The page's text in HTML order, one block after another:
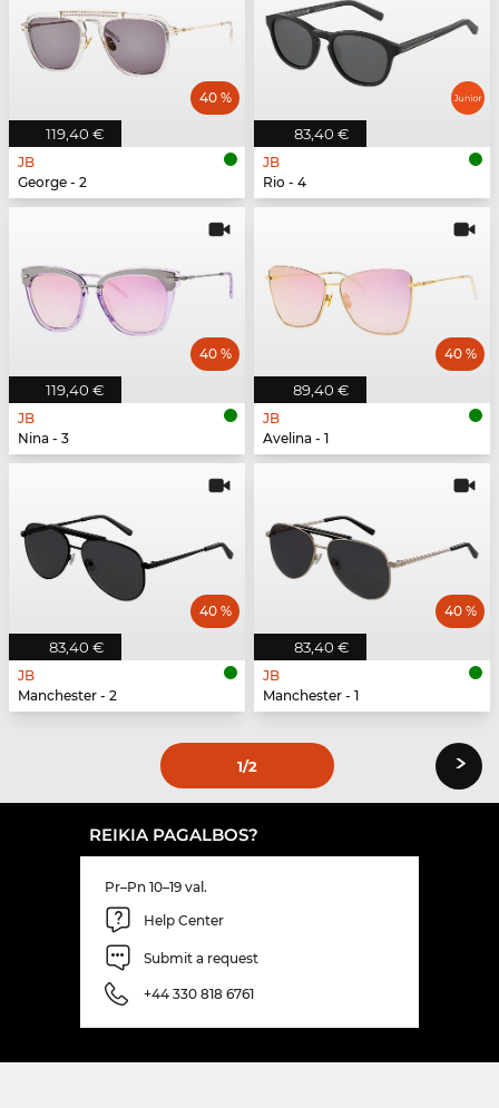
119,40 €
40 %
JB
George - 2
83,40 €
JB
Rio - 4
119,40 €
40 %
JB
Nina - 3
89,40 €
40 %
JB
Avelina - 1
83,40 €
40 %
JB
Manchester - 2
83,40 €
40 %
JB
Manchester - 1
1/2 ›
REIKIA PAGALBOS?
Pr–Pn 10–19 val.
Help Center
Submit a request
+44 330 818 6761